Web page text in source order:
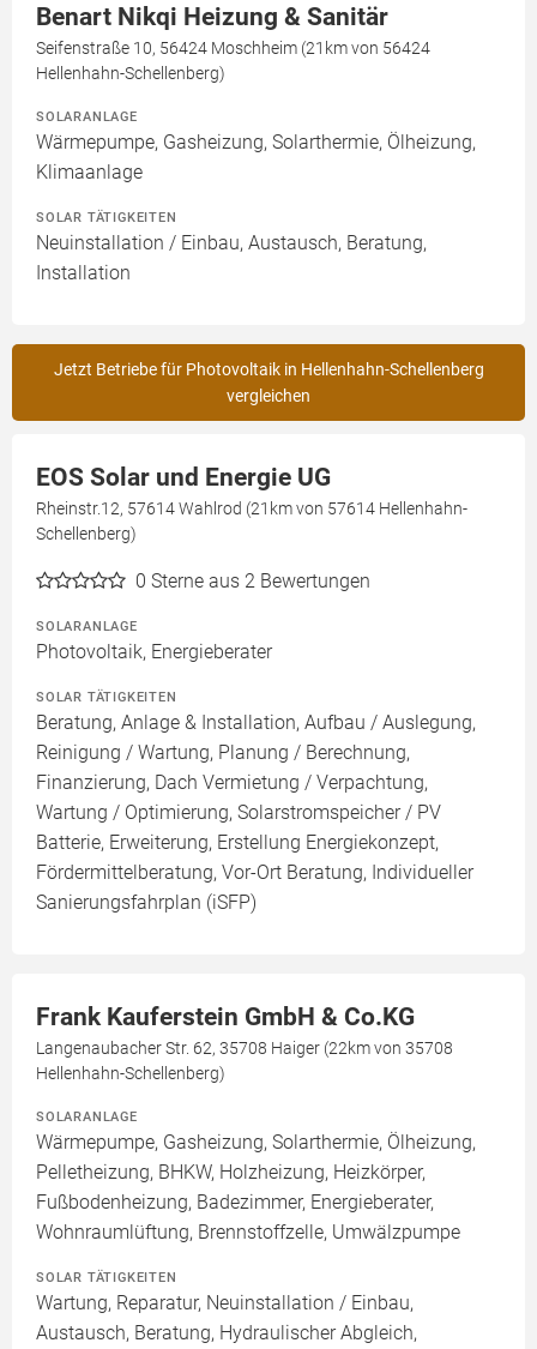
Benart Nikqi Heizung & Sanitär
Seifenstraße 10, 56424 Moschheim (21km von 56424
Hellenhahn-Schellenberg)
SOLARANLAGE
Wärmepumpe, Gasheizung, Solarthermie, Ölheizung,
Klimaanlage
SOLAR TÄTIGKEITEN
Neuinstallation / Einbau, Austausch, Beratung,
Installation
Jetzt Betriebe für Photovoltaik in Hellenhahn-Schellenberg
vergleichen
EOS Solar und Energie UG
Rheinstr.12, 57614 Wahlrod (21km von 57614 Hellenhahn-
Schellenberg)
0 Sterne aus 2 Bewertungen
SOLARANLAGE
Photovoltaik, Energieberater
SOLAR TÄTIGKEITEN
Beratung, Anlage & Installation, Aufbau / Auslegung,
Reinigung / Wartung, Planung / Berechnung,
Finanzierung, Dach Vermietung / Verpachtung,
Wartung / Optimierung, Solarstromspeicher / PV
Batterie, Erweiterung, Erstellung Energiekonzept,
Fördermittelberatung, Vor-Ort Beratung, Individueller
Sanierungsfahrplan (iSFP)
Frank Kauferstein GmbH & Co.KG
Langenaubacher Str. 62, 35708 Haiger (22km von 35708
Hellenhahn-Schellenberg)
SOLARANLAGE
Wärmepumpe, Gasheizung, Solarthermie, Ölheizung,
Pelletheizung, BHKW, Holzheizung, Heizkörper,
Fußbodenheizung, Badezimmer, Energieberater,
Wohnraumlüftung, Brennstoffzelle, Umwälzpumpe
SOLAR TÄTIGKEITEN
Wartung, Reparatur, Neuinstallation / Einbau,
Austausch, Beratung, Hydraulischer Abgleich,